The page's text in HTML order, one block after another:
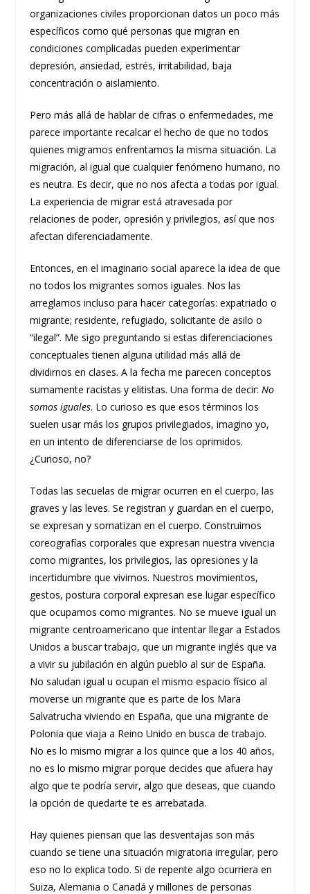
organizaciones civiles proporcionan datos un poco más
específicos como qué personas que migran en
condiciones complicadas pueden experimentar
depresión, ansiedad, estrés, irritabilidad, baja
concentración o aislamiento.
Pero más allá de hablar de cifras o enfermedades, me
parece importante recalcar el hecho de que no todos
quienes migramos enfrentamos la misma situación. La
migración, al igual que cualquier fenómeno humano, no
es neutra. Es decir, que no nos afecta a todas por igual.
La experiencia de migrar está atravesada por
relaciones de poder, opresión y privilegios, así que nos
afectan diferenciadamente.
Entonces, en el imaginario social aparece la idea de que
no todos los migrantes somos iguales. Nos las
arreglamos incluso para hacer categorías: expatriado o
migrante; residente, refugiado, solicitante de asilo o
“ilegal”. Me sigo preguntando si estas diferenciaciones
conceptuales tienen alguna utilidad más allá de
dividirnos en clases. A la fecha me parecen conceptos
sumamente racistas y elitistas. Una forma de decir: No
somos iguales. Lo curioso es que esos términos los
suelen usar más los grupos privilegiados, imagino yo,
en un intento de diferenciarse de los oprimidos.
¿Curioso, no?
Todas las secuelas de migrar ocurren en el cuerpo, las
graves y las leves. Se registran y guardan en el cuerpo,
se expresan y somatizan en el cuerpo. Construimos
coreografías corporales que expresan nuestra vivencia
como migrantes, los privilegios, las opresiones y la
incertidumbre que vivimos. Nuestros movimientos,
gestos, postura corporal expresan ese lugar específico
que ocupamos como migrantes. No se mueve igual un
migrante centroamericano que intentar llegar a Estados
Unidos a buscar trabajo, que un migrante inglés que va
a vivir su jubilación en algún pueblo al sur de España.
No saludan igual u ocupan el mismo espacio físico al
moverse un migrante que es parte de los Mara
Salvatrucha viviendo en España, que una migrante de
Polonia que viaja a Reino Unido en busca de trabajo.
No es lo mismo migrar a los quince que a los 40 años,
no es lo mismo migrar porque decides que afuera hay
algo que te podría servir, algo que deseas, que cuando
la opción de quedarte te es arrebatada.
Hay quienes piensan que las desventajas son más
cuando se tiene una situación migratoria irregular, pero
eso no lo explica todo. Si de repente algo ocurriera en
Suiza, Alemania o Canadá y millones de personas